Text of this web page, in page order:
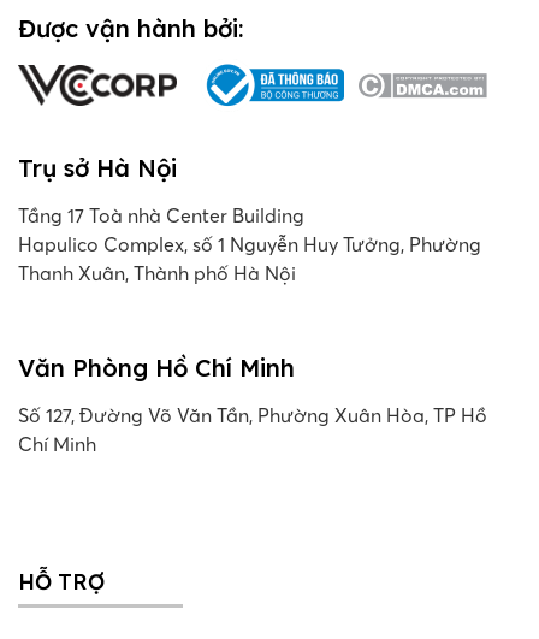
Được vận hành bởi:
Trụ sở Hà Nội
Tầng 17 Toà nhà Center Building
Hapulico Complex, số 1 Nguyễn Huy Tưởng, Phường
Thanh Xuân, Thành phố Hà Nội
Văn Phòng Hồ Chí Minh
Số 127, Đường Võ Văn Tần, Phường Xuân Hòa, TP Hồ
Chí Minh
HỖ TRỢ